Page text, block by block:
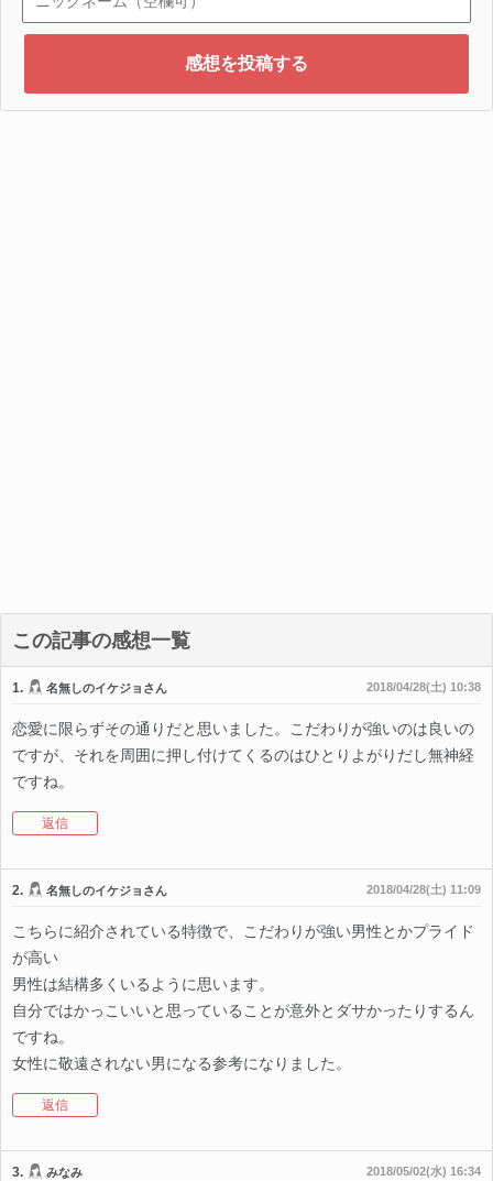
この記事の感想一覧
1. 名無しのイケジョさん 2018/04/28(土) 10:38
恋愛に限らずその通りだと思いました。こだわりが強いのは良いの
ですが、それを周囲に押し付けてくるのはひとりよがりだし無神経
ですね。
返信
2. 名無しのイケジョさん 2018/04/28(土) 11:09
こちらに紹介されている特徴で、こだわりが強い男性とかプライド
が高い
男性は結構多くいるように思います。
自分ではかっこいいと思っていることが意外とダサかったりするん
ですね。
女性に敬遠されない男になる参考になりました。
返信
3. みなみ 2018/05/02(水) 16:34